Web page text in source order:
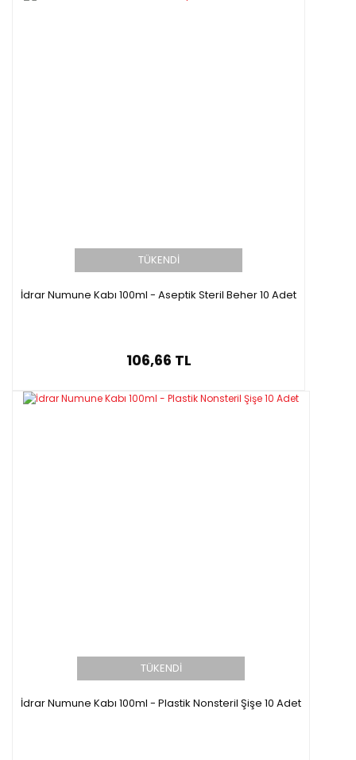
TÜKENDİ
İdrar Numune Kabı 100ml - Aseptik Steril Beher 10 Adet
106,66 TL
TÜKENDİ
İdrar Numune Kabı 100ml - Plastik Nonsteril Şişe 10 Adet